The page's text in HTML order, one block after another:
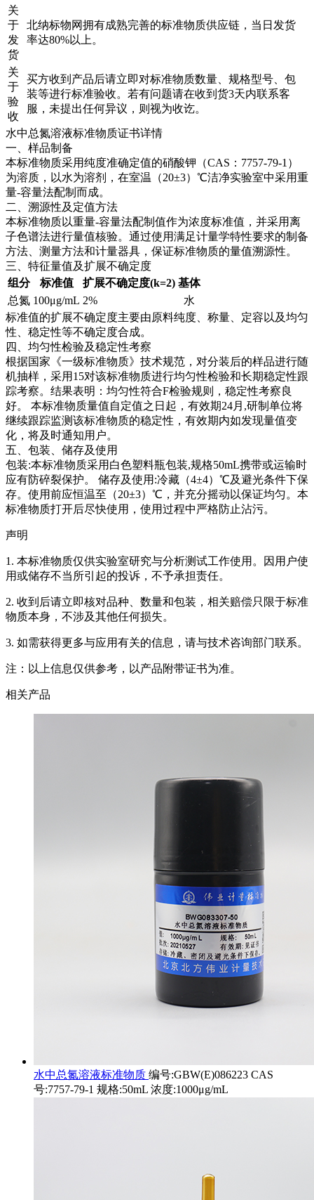
关
于
发
货
北纳标物网拥有成熟完善的标准物质供应链，当日发货
率达80%以上。
关
于
验
收
买方收到产品后请立即对标准物质数量、规格型号、包
装等进行标准验收。若有问题请在收到货3天内联系客
服，未提出任何异议，则视为收讫。
水中总氮溶液标准物质证书详情
一、样品制备
本标准物质采用纯度准确定值的硝酸钾（CAS：7757-79-1）
为溶质，以水为溶剂，在室温（20±3）℃洁净实验室中采用重
量-容量法配制而成。
二、溯源性及定值方法
本标准物质以重量-容量法配制值作为浓度标准值，并采用离
子色谱法进行量值核验。通过使用满足计量学特性要求的制备
方法、测量方法和计量器具，保证标准物质的量值溯源性。
三、特征量值及扩展不确定度
组分
标准值 扩展不确定度(k=2) 基体
总氮 100μg/mL 2%
水
标准值的扩展不确定度主要由原料纯度、称量、定容以及均匀
性、稳定性等不确定度合成。
四、均匀性检验及稳定性考察
根据国家《一级标准物质》技术规范，对分装后的样品进行随
机抽样，采用15对该标准物质进行均匀性检验和长期稳定性跟
踪考察。结果表明：均匀性符合F检验规则，稳定性考察良
好。 本标准物质量值自定值之日起，有效期24月,研制单位将
继续跟踪监测该标准物质的稳定性，有效期内如发现量值变
化，将及时通知用户。
五、包装、储存及使用
包装:本标准物质采用白色塑料瓶包装,规格50mL携带或运输时
应有防碎裂保护。 储存及使用:冷藏（4±4）℃及避光条件下保
存。使用前应恒温至（20±3）℃，并充分摇动以保证均匀。本
标准物质打开后尽快使用，使用过程中严格防止沾污。
声明
1. 本标准物质仅供实验室研究与分析测试工作使用。因用户使
用或储存不当所引起的投诉，不予承担责任。
2. 收到后请立即核对品种、数量和包装，相关赔偿只限于标准
物质本身，不涉及其他任何损失。
3. 如需获得更多与应用有关的信息，请与技术咨询部门联系。
注：以上信息仅供参考，以产品附带证书为准。
相关产品
水中总氮溶液标准物质 编号:GBW(E)086223 CAS
号:7757-79-1 规格:50mL 浓度:1000μg/mL